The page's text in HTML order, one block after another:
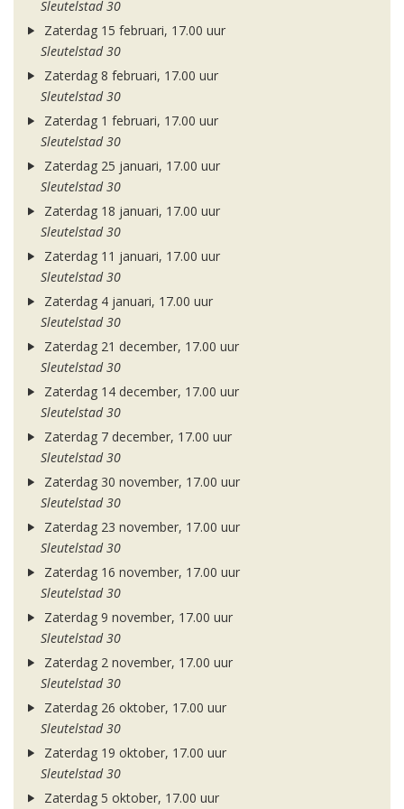
Sleutelstad 30
Zaterdag 15 februari, 17.00 uur
Sleutelstad 30
Zaterdag 8 februari, 17.00 uur
Sleutelstad 30
Zaterdag 1 februari, 17.00 uur
Sleutelstad 30
Zaterdag 25 januari, 17.00 uur
Sleutelstad 30
Zaterdag 18 januari, 17.00 uur
Sleutelstad 30
Zaterdag 11 januari, 17.00 uur
Sleutelstad 30
Zaterdag 4 januari, 17.00 uur
Sleutelstad 30
Zaterdag 21 december, 17.00 uur
Sleutelstad 30
Zaterdag 14 december, 17.00 uur
Sleutelstad 30
Zaterdag 7 december, 17.00 uur
Sleutelstad 30
Zaterdag 30 november, 17.00 uur
Sleutelstad 30
Zaterdag 23 november, 17.00 uur
Sleutelstad 30
Zaterdag 16 november, 17.00 uur
Sleutelstad 30
Zaterdag 9 november, 17.00 uur
Sleutelstad 30
Zaterdag 2 november, 17.00 uur
Sleutelstad 30
Zaterdag 26 oktober, 17.00 uur
Sleutelstad 30
Zaterdag 19 oktober, 17.00 uur
Sleutelstad 30
Zaterdag 5 oktober, 17.00 uur